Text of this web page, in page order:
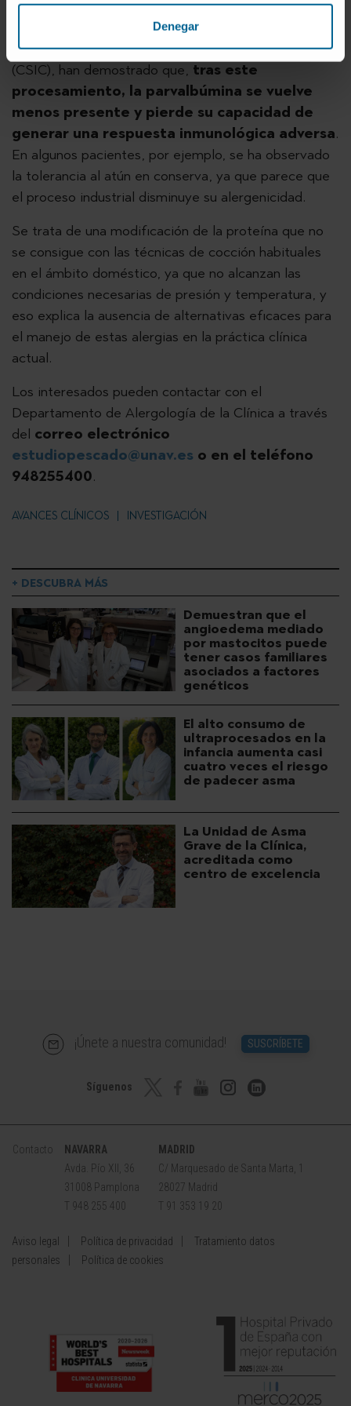
Denegar
los que se limpian y se trituran los lomos hasta
formar una pasta. Estudios previos, incluidos trabajos
del Consejo Superior de Investigaciones Científicas
(CSIC), han demostrado que, tras este
procesamiento, la parvalbúmina se vuelve
menos presente y pierde su capacidad de
generar una respuesta inmunológica adversa.
En algunos pacientes, por ejemplo, se ha observado
la tolerancia al atún en conserva, ya que parece que
el proceso industrial disminuye su alergenicidad.
Se trata de una modificación de la proteína que no
se consigue con las técnicas de cocción habituales
en el ámbito doméstico, ya que no alcanzan las
condiciones necesarias de presión y temperatura, y
eso explica la ausencia de alternativas eficaces para
el manejo de estas alergias en la práctica clínica
actual.
Los interesados pueden contactar con el
Departamento de Alergología de la Clínica a través
del correo electrónico
estudiopescado@unav.es o en el teléfono
948255400.
AVANCES CLÍNICOS INVESTIGACIÓN
+ DESCUBRA MÁS
Demuestran que el
angioedema mediado
por mastocitos puede
tener casos familiares
asociados a factores
genéticos
El alto consumo de
ultraprocesados en la
infancia aumenta casi
cuatro veces el riesgo
de padecer asma
La Unidad de Asma
Grave de la Clínica,
acreditada como
centro de excelencia
¡Únete a nuestra comunidad! SUSCRÍBETE
Síguenos
Contacto
NAVARRA
Avda. Pío XII, 36
31008 Pamplona
T 948 255 400
MADRID
C/ Marquesado de Santa Marta, 1
28027 Madrid
T 91 353 19 20
Aviso legal Política de privacidad
Tratamiento datos
personales
Política de cookies